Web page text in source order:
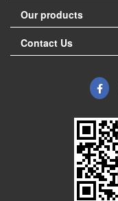
Our products
Contact Us